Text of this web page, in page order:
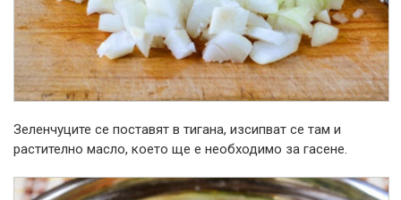
Зеленчуците се поставят в тигана, изсипват се там и
растително масло, което ще е необходимо за гасене.